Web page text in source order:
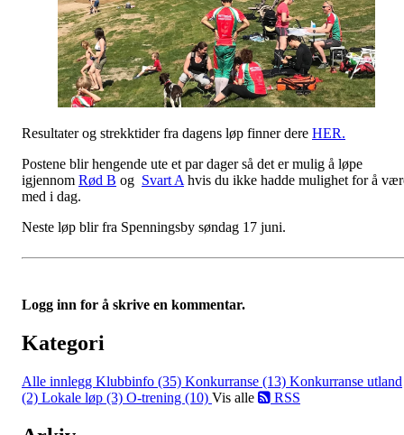
Resultater og strekktider fra dagens løp finner dere HER.
Postene blir hengende ute et par dager så det er mulig å løpe
igjennom Rød B og Svart A hvis du ikke hadde mulighet for å
med i dag.
Neste løp blir fra Spenningsby søndag 17 juni.
Logg inn for å skrive en kommentar.
Kategori
Alle innlegg Klubbinfo (35) Konkurranse (13) Konkurranse utland
(2) Lokale løp (3) O-trening (10) Vis alle RSS